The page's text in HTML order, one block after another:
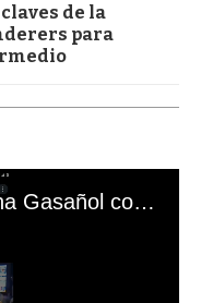
de la
para
El mal momento de Yanina Gasañol con un hincha argentino en "Subrayado"